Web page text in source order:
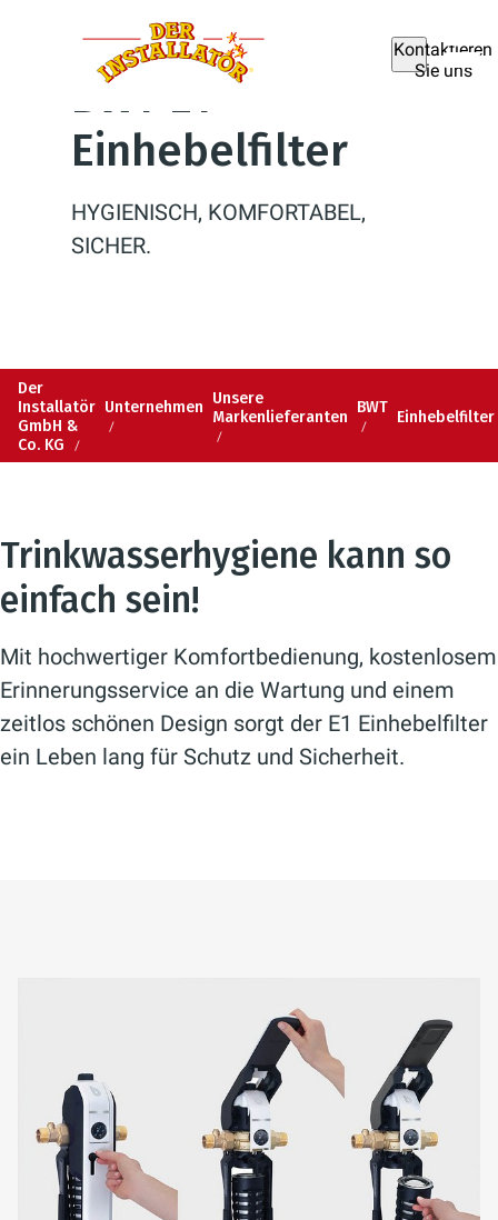
Kontaktieren
Sie uns
BWT E1
Einhebelfilter
HYGIENISCH, KOMFORTABEL,
SICHER.
Der
Installatör
GmbH &
Co. KG
Unternehmen Unsere
Markenlieferanten BWT Einhebelfilter
Trinkwasserhygiene kann so
einfach sein!
Mit hochwertiger Komfortbedienung, kostenlosem
Erinnerungsservice an die Wartung und einem
zeitlos schönen Design sorgt der E1 Einhebelfilter
ein Leben lang für Schutz und Sicherheit.